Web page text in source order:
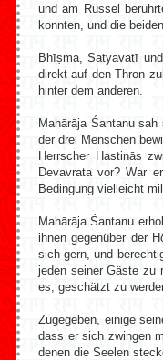
und am Rüssel
konnten, und die
Bhīṣma, Satyavatī
direkt auf den Thron
hinter dem anderen.
Mahārāja Śantanu
der drei Menschen
Herrscher Hastinās
Devavrata vor? War
Bedingung vielleicht
Mahārāja Śantanu
ihnen gegenüber der
sich gern, und
jeden seiner Gäste zu
es, geschätzt zu
Zugegeben, einige
dass er sich zwingen
denen die Seelen